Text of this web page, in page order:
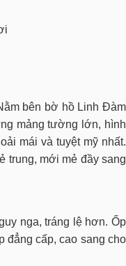
bên bờ hồ Linh Đàm
mảng tường lớn, hình
mái và tuyệt mỹ nhất.
trung, mới mẻ đầy sang
nga, tráng lệ hơn. Ốp
đẳng cấp, cao sang cho